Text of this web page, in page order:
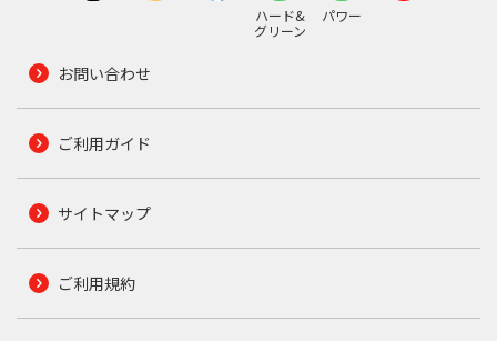
ハード&
グリーン
パワー
お問い合わせ
ご利用ガイド
サイトマップ
ご利用規約